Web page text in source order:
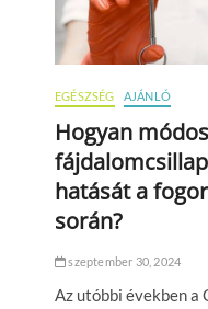
EGÉSZSÉG AJÁNLÓ
Hogyan
hatását a
során?
szeptember 30, 2024
Az utóbbi években a